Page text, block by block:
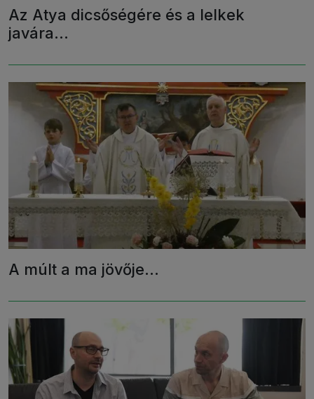
Az Atya dicsőségére és a lelkek
javára...
A múlt a ma jövője...